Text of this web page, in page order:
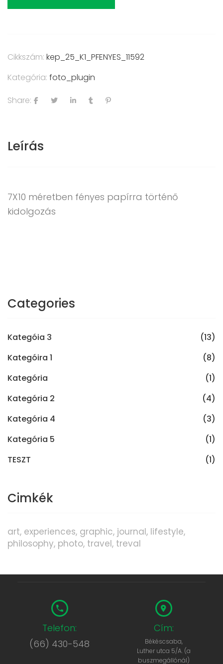
Cikkszám: kep_25_K1_PFENYES_11592
Kategória: foto_plugin
Share:
Leírás
7X10 méretben fényes papírra történő
kidolgozás
Categories
Kategóia 3
(13)
Kategóira 1
(8)
Kategória
(1)
Kategória 2
(4)
Kategória 4
(3)
Kategória 5
(1)
TESZT
(1)
Cimkék
art experiences graphic journal lifestyle
philosophy photo travel treval
Telefon:
(66) 430-548
Cím:
Békéscsaba,
Luther utca 5/A. (a
buszmegállónál)